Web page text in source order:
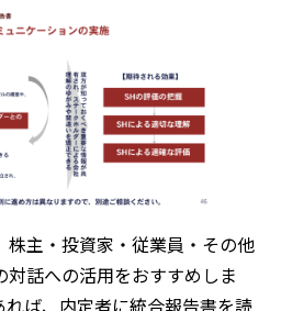
主・投資家・従業員・その他
話への活用をおすすめしま
ば、内定者に統合報告書を読